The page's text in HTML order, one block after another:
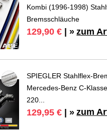
Kombi (1996-1998)
Bremsschläuche
129,90 € | » zum
SPIEGLER Stahlflex-
Mercedes-Benz C-
220...
129,95 € | » zum